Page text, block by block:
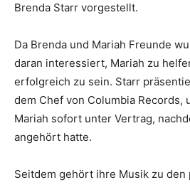
Brenda Starr vorgestellt.
Da Brenda und Mariah Freunde
daran interessiert, Mariah zu
erfolgreich zu sein. Starr
dem Chef von Columbia Records,
Mariah sofort unter Vertrag,
angehört hatte.
Seitdem gehört ihre Musik zu